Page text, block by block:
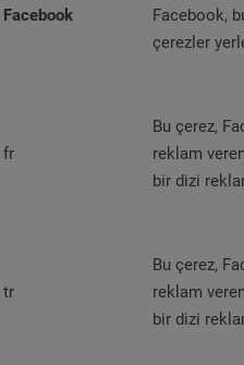
Facebook
Facebook,
çerezler
fr
Bu çerez,
reklam
bir dizi
tr
Bu çerez,
reklam
bir dizi